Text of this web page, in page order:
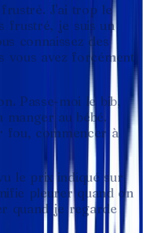
frustré. J'ai trop le
frustré, je suis un
connaissez des
vous avez forcément
Passe-moi le bib,
manger au bébé.
fou, commencer à
le prix indiqué sur
pleurer quand on
quand je regarde